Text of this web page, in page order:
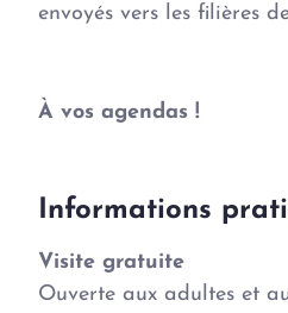
envoyés vers les filières
À vos agendas !
Informations
Visite gratuite
Ouverte aux adultes et